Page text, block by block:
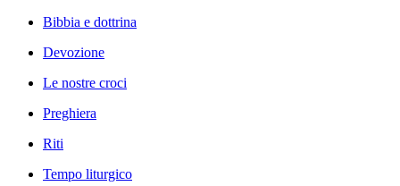
Bibbia e dottrina
Devozione
Le nostre croci
Preghiera
Riti
Tempo liturgico